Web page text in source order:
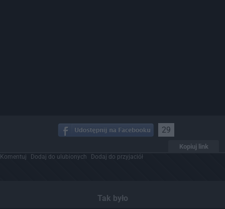
29
Kopiuj link
Komentuj Dodaj do ulubionych Dodaj do przyjaciół
Tak było